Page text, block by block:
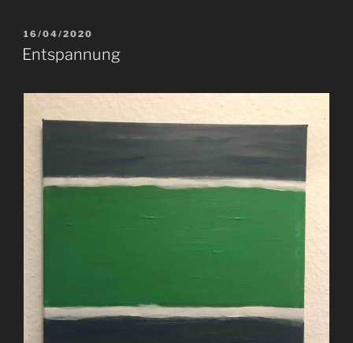
VERÖFFENTLICHT
AM
16/04/2020
Entspannung